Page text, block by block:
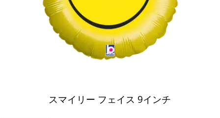
スマイリー フェイス 9インチ